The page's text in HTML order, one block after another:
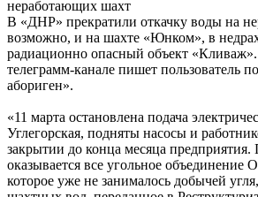
В «ДНР» прекратили откачку воды на
возможно, и на шахте «Юнком», в
радиационно опасный объект
телеграмм-канале пишет пользователь
абориген».
«11 марта остановлена подача
Углегорская, подняты насосы и
закрытии до конца месяца
оказывается все угольное объединение
которое уже не занималось добычей